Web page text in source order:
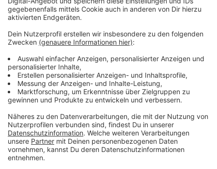
steht immer aktuell, wieviele Menschen noch rein
dürfen. Es gab in den vergangenen Tagen sogar schon
400 rein. Tickets gibt es hier an der Kasse. Schwimmer
dürfen. Die Bad-Teams kontrollieren die Abstands-
Regeln auf den Liegewiesen und in den Becken. Und
sie desinfizieren regelmässig Duschen, Umkleiden und
Co.
Anzeige